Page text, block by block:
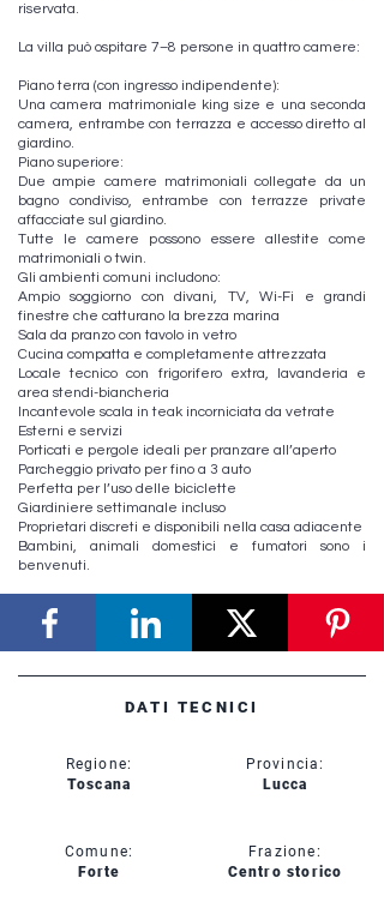
riservata.
La villa può ospitare 7–8 persone in quattro camere:
Piano terra (con ingresso indipendente):
Una camera matrimoniale king size e una seconda
camera, entrambe con terrazza e accesso diretto al
giardino.
Piano superiore:
Due ampie camere matrimoniali collegate da un
bagno condiviso, entrambe con terrazze private
affacciate sul giardino.
Tutte le camere possono essere allestite come
matrimoniali o twin.
Gli ambienti comuni includono:
Ampio soggiorno con divani, TV, Wi-Fi e grandi
finestre che catturano la brezza marina
Sala da pranzo con tavolo in vetro
Cucina compatta e completamente attrezzata
Locale tecnico con frigorifero extra, lavanderia e
area stendi-biancheria
Incantevole scala in teak incorniciata da vetrate
Esterni e servizi
Porticati e pergole ideali per pranzare all’aperto
Parcheggio privato per fino a 3 auto
Perfetta per l’uso delle biciclette
Giardiniere settimanale incluso
Proprietari discreti e disponibili nella casa adiacente
Bambini, animali domestici e fumatori sono i
benvenuti.
DATI TECNICI
Regione:
Toscana
Comune:
Forte
Provincia:
Lucca
Frazione:
Centro storico